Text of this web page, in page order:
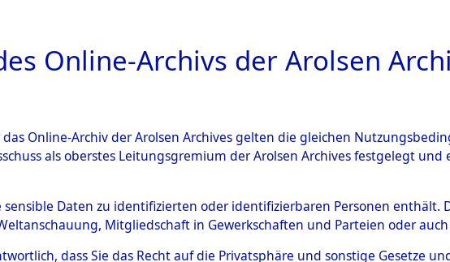
ARCHIVALE ÜBERSICHT BILD
Online-Archivs der Arolsen
Online-Archiv der Arolsen Archives gelten die gleichen
als oberstes Leitungsgremium der Arolsen Archives festgelegt
sensible Daten zu identifizierten oder identifizierbaren Personen enthält.
Mitgliedschaft in Gewerkschaften und Parteien oder
dass Sie das Recht auf die Privatsphäre und sonstige Gesetze